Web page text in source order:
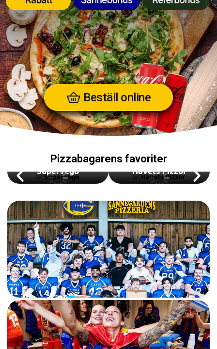
Beställ online
Pizzabagarens favoriter
Supervego Havets Pizzor